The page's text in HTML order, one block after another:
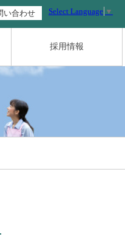
採用情報
い合わせ Select Language ▼